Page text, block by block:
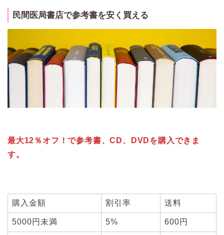
民間医局書店で参考書を安く買える
最大12％オフ！で参考書、CD、DVDを購入できま
す。
購入金額 割引率 送料
5000円未満 5% 600円